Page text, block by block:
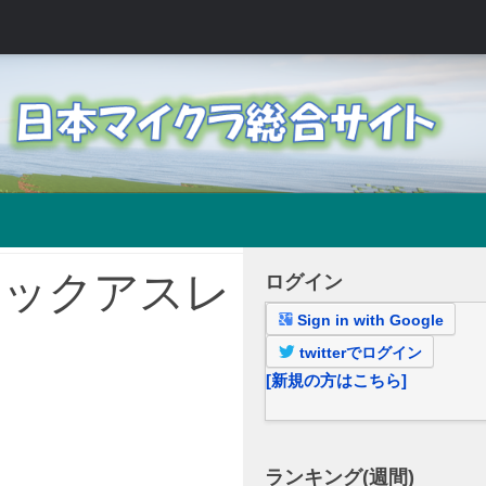
クアスレ
ログイン
Sign in with Google
twitterでログイン
[新規の方はこちら]
ランキング(週間)